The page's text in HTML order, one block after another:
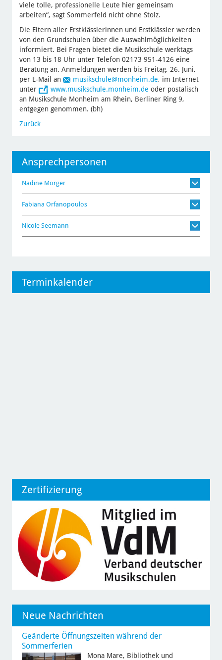
viele tolle, professionelle Leute hier gemeinsam
arbeiten“, sagt Sommerfeld nicht ohne Stolz.
Die Eltern aller Erstklässlerinnen und Erstklässler werden
von den Grundschulen über die Auswahlmöglichkeiten
informiert. Bei Fragen bietet die Musikschule werktags
von 13 bis 18 Uhr unter Telefon 02173 951-4126 eine
Beratung an. Anmeldungen werden bis Freitag, 26. Juni,
per E-Mail an
musikschule@monheim.de, im Internet
unter
www.musikschule.monheim.de oder postalisch
an Musikschule Monheim am Rhein, Berliner Ring 9,
entgegen genommen. (bh)
Zurück
Ansprechpersonen
Nadine Mörger
Fabiana Orfanopoulos
Nicole Seemann
Terminkalender
Zertifizierung
Neue Nachrichten
Geänderte Öffnungszeiten während der
Sommerferien
Mona Mare, Bibliothek und